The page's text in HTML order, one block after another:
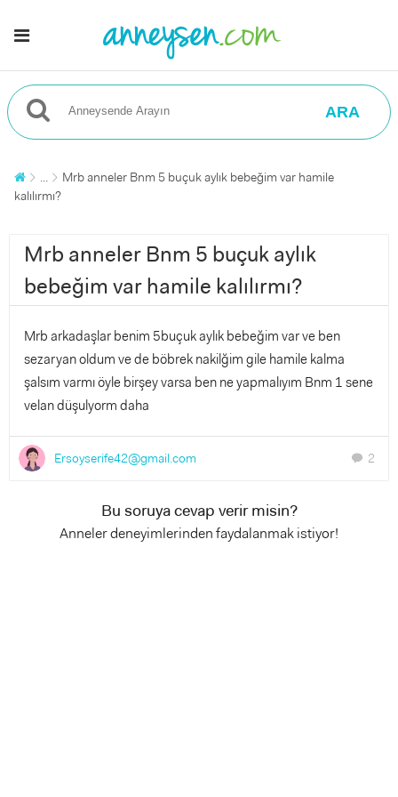
ARA
...
Mrb anneler Bnm 5 buçuk aylık bebeğim var hamile
kalılırmı?
Mrb anneler Bnm 5 buçuk aylık
bebeğim var hamile kalılırmı?
Mrb arkadaşlar benim 5buçuk aylık bebeğim var ve ben
sezaryan oldum ve de böbrek nakilğim gile hamile kalma
şalsım varmı öyle birşey varsa ben ne yapmalıyım Bnm 1 sene
velan düşulyorm daha
Ersoyserife42@gmail.com chat 2
Bu soruya cevap verir misin?
Anneler deneyimlerinden faydalanmak istiyor!